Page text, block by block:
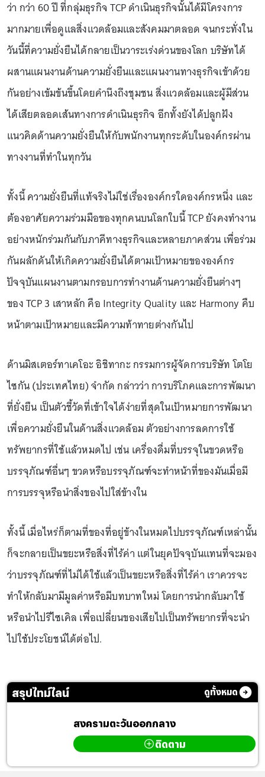
ว่า กว่า 60 ปี ที่กลุ่มธุรกิจ TCP ดำเนินธุรกิจนั้นได้มีโครงการ
มากมายเพื่อดูแลสิ่งแวดล้อมและสังคมมาตลอด จนกระทั่งใน
วันนี้ที่ความยั่งยืนได้กลายเป็นวาระเร่งด่วนของโลก บริษัทได้
ผสานแผนงานด้านความยั่งยืนและแผนงานทางธุรกิจเข้าด้วย
กันอย่างเข้มข้นขึ้นโดยคำนึงถึงชุมชน สิ่งแวดล้อมและผู้มีส่วน
ได้เสียตลอดเส้นทางการดำเนินธุรกิจ อีกทั้งยังได้ปลูกฝัง
แนวคิดด้านความยั่งยืนให้กับพนักงานทุกระดับในองค์กรผ่าน
ทางงานที่ทำในทุกวัน
ทั้งนี้ ความยั่งยืนที่แท้จริงไม่ใช่เรื่ององค์กรใดองค์กรหนึ่ง และ
ต้องอาศัยความร่วมมือของทุกคนบนโลกใบนี้ TCP ยังคงทำงาน
อย่างหนักร่วมกันกับภาคีทางธุรกิจและหลายภาคส่วน เพื่อร่วม
กันผลักดันให้เกิดความยั่งยืนได้ตามเป้าหมายขององค์กร
ปัจจุบันแผนงานตามกรอบการทำงานด้านความยั่งยืนต่างๆ
ของ TCP 3 เสาหลัก คือ Integrity Quality และ Harmony คืบ
หน้าตามเป้าหมายและมีความท้าทายต่างกันไป
ด้านมิสเตอร์ทาเคโอะ อิชิทากะ กรรมการผู้จัดการบริษัท โตโย
ไซกัน (ประเทศไทย) จำกัด กล่าวว่า การบริโภคและการพัฒนา
ที่ยั่งยืน เป็นตัวชี้วัดที่เข้าใจได้ง่ายที่สุดในเป้าหมายการพัฒนา
เพื่อความยั่งยืนในด้านสิ่งแวดล้อม ตัวอย่างการลดการใช้
ทรัพยากรที่ใช้แล้วหมดไป เช่น เครื่องดื่มที่บรรจุในขวดหรือ
บรรจุภัณฑ์อื่นๆ ขวดหรือบรรจุภัณฑ์จะทำหน้าที่ของมันเมื่อมี
การบรรจุหรือนำสิ่งของไปใส่ข้างใน
ทั้งนี้ เมื่อไหร่ก็ตามที่ของที่อยู่ข้างในหมดไปบรรจุภัณฑ์เหล่านั้น
ก็จะกลายเป็นขยะหรือสิ่งที่ไร้ค่า แต่ในยุคปัจจุบันแทนที่จะมอง
ว่าบรรจุภัณฑ์ที่ไม่ได้ใช้แล้วเป็นขยะหรือสิ่งที่ไร้ค่า เราควรจะ
ทำให้กลับมามีมูลค่าหรือมีบทบาทใหม่ โดยการนำกลับมาใช้
หรือนำไปรีไซเคิล เพื่อเปลี่ยนของเสียไปเป็นทรัพยากรที่จะนำ
ไปใช้ประโยชน์ได้ต่อไป.
สรุปไทม์ไลน์ ดูทั้งหมด
สงครามตะวันออกกลาง
ติดตาม